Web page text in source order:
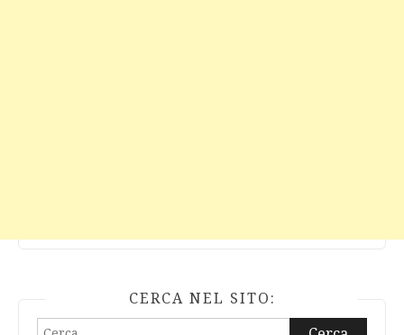
CERCA NEL SITO:
Ricerca